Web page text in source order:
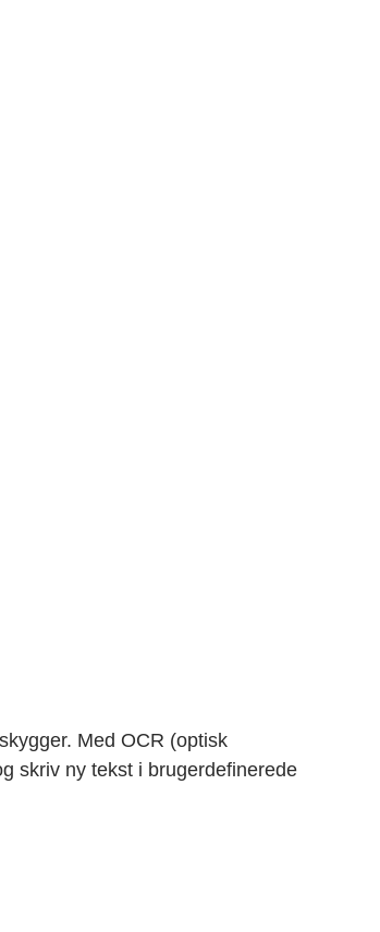
Med OCR (optisk
skriv ny tekst i brugerdefinerede